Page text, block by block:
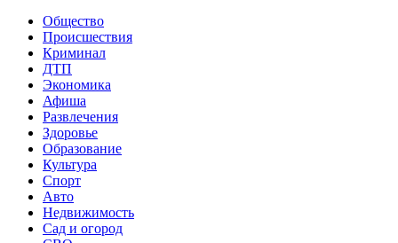
Общество
Происшествия
Криминал
ДТП
Экономика
Афиша
Развлечения
Здоровье
Образование
Культура
Спорт
Авто
Недвижимость
Сад и огород